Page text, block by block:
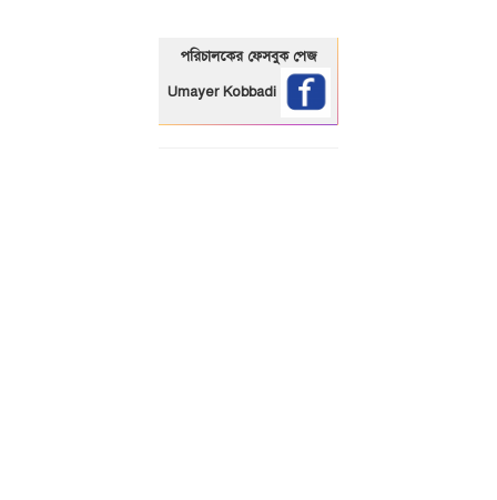
পরিচালকের ফেসবুক পেজ
Umayer Kobbadi